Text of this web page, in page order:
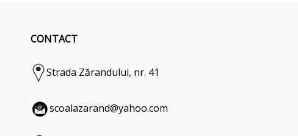
CONTACT
Strada Zărandului, nr. 41
scoalazarand@yahoo.com